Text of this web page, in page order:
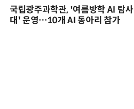
국립광주과학관, '여름방학 AI 탐사
대' 운영…10개 AI 동아리 참가